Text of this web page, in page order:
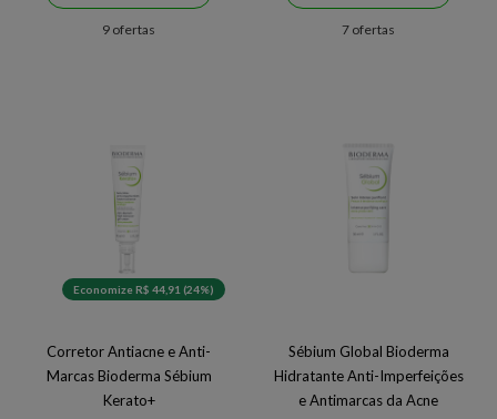
9 ofertas 7 ofertas
Economize R$ 44,91 (24%)
Corretor Antiacne e Anti-
Marcas Bioderma Sébium
Kerato+
Sébium Global Bioderma
Hidratante Anti-Imperfeições
e Antimarcas da Acne